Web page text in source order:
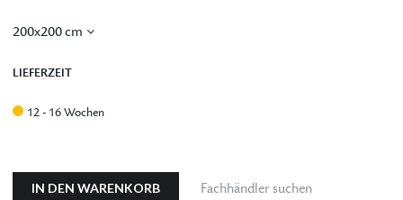
200x200 cm
LIEFERZEIT
12 - 16 Wochen
IN DEN WARENKORB Fachhändler suchen